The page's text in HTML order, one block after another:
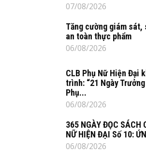
07/08/2026
Tăng cường giám
an toàn thực phẩm
06/08/2026
CLB Phụ Nữ Hiện Đại
trình: “21 Ngày
Phụ...
06/08/2026
365 NGÀY ĐỌC SÁCH
NỮ HIỆN ĐẠI Số 10:
06/08/2026